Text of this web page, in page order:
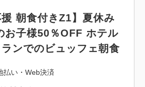
援 朝食付きZ1】夏休み
お子様50％OFF ホテル
ンでのビュッフェ朝食
払い・Web決済